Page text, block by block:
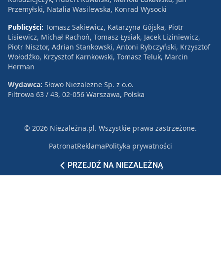
PRZEJDŹ NA NIEZALEŻNĄ
Przemyłski, Natalia Wasilewska, Konrad Wysocki
Publicyści: Tomasz Sakiewicz, Katarzyna Gójska, Piotr
Lisiewicz, Michał Rachoń, Tomasz Łysiak, Jacek Liziniewicz,
Piotr Nisztor, Adrian Stankowski, Antoni Rybczyński, Krzysztof
Wołodźko, Krzysztof Karnkowski, Tomasz Teluk, Marcin
Herman
Wydawca: Słowo Niezależne Sp. z o.o.
Filtrowa 63 / 43, 02-056 Warszawa, Polska
© 2026 Niezależna.pl. Wszystkie prawa zastrzeżone.
PatronatReklamaPolityka prywatności